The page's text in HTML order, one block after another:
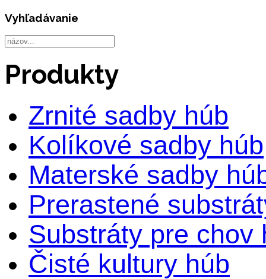
Vyhľadávanie
Produkty
Zrnité sadby húb
Kolíkové sadby húb
Materské sadby
Prerastené
Substráty pre chov
Čisté kultury húb